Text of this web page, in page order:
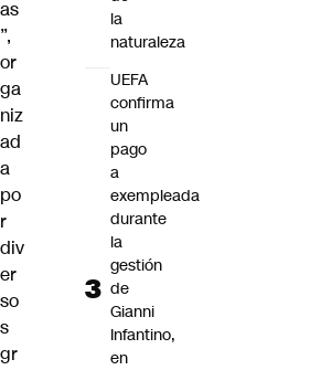
as
”,
or
ga
niz
ad
a
po
r
div
er
so
s
gr
la
naturaleza
UEFA
confirma
un
pago
a
exempleada
durante
la
gestión
de
Gianni
Infantino,
en